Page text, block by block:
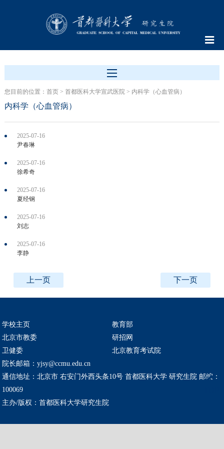
您目前的位置： 首页> 首都医科大学宣武医院> 内科学（心血管病）
内科学（心血管病）
2025-07-16
尹春琳
2025-07-16
徐希奇
2025-07-16
夏经钢
2025-07-16
刘志
2025-07-16
李静
上一页 下一页
学校主页
教育部
北京市教委
研招网
卫健委
北京教育考试院
院长邮箱：yjsy@ccmu.edu.cn
通信地址：北京市 右安门外西头条10号 首都医科大学 研究生院 邮编：
100069
主办/版权：首都医科大学研究生院